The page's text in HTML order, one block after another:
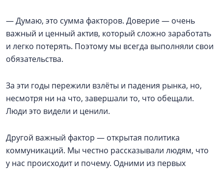
— Думаю, это сумма факторов. Доверие — очень
важный и ценный актив, который сложно заработать
и легко потерять. Поэтому мы всегда выполняли свои
обязательства.
За эти годы пережили взлёты и падения рынка, но,
несмотря ни на что, завершали то, что обещали.
Люди это видели и ценили.
Другой важный фактор — открытая политика
коммуникаций. Мы честно рассказывали людям, что
у нас происходит и почему. Одними из первых